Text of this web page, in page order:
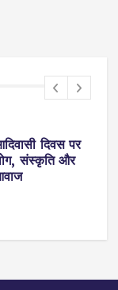
में सफाई
विधायक संजीव
नियमित सफाई